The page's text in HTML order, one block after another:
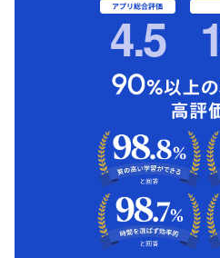
アプリ総合評価
4.5 1